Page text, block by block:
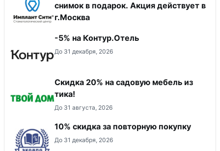
снимок в подарок. Акция действует в
г.Москва
-5% на Контур.Отель
До 31 декабря, 2026
Скидка 20% на садовую мебель из
тика!
До 31 августа, 2026
10% скидка за повторную покупку
До 31 декабря, 2026